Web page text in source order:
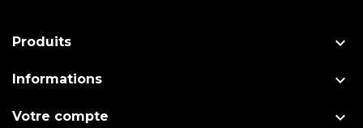
Produits 
Informations 
Votre compte 